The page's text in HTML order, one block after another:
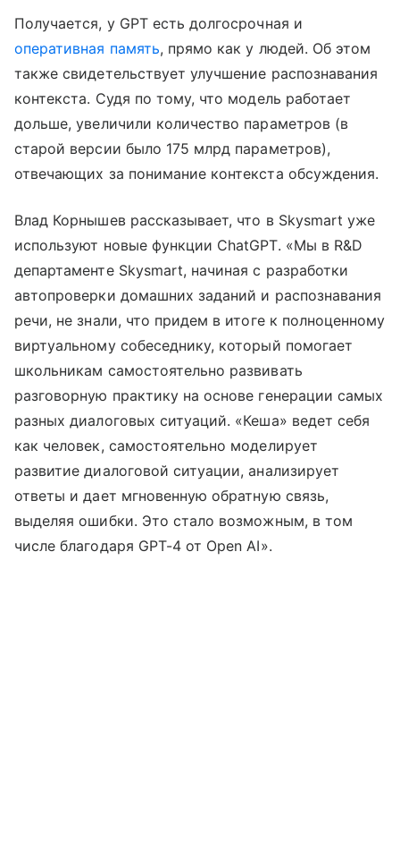
Получается, у GPT есть долгосрочная и
оперативная память, прямо как у людей. Об этом
также свидетельствует улучшение распознавания
контекста. Судя по тому, что модель работает
дольше, увеличили количество параметров (в
старой версии было 175 млрд параметров),
отвечающих за понимание контекста обсуждения.
Влад Корнышев рассказывает, что в Skysmart уже
используют новые функции ChatGPT. «Мы в R&D
департаменте Skysmart, начиная с разработки
автопроверки домашних заданий и распознавания
речи, не знали, что придем в итоге к полноценному
виртуальному собеседнику, который помогает
школьникам самостоятельно развивать
разговорную практику на основе генерации самых
разных диалоговых ситуаций. «Кеша» ведет себя
как человек, самостоятельно моделирует
развитие диалоговой ситуации, анализирует
ответы и дает мгновенную обратную связь,
выделяя ошибки. Это стало возможным, в том
числе благодаря GPT-4 от Open AI».